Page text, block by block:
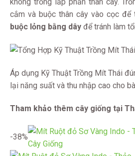
cắm và buộc thân cây vào cọc để
buộc lỏng bằng dây để tránh làm
Áp dụng Kỹ Thuật Trồng Mít Thái
lại năng suất và thu nhập cao cho
Tham khảo thêm cây giống tại
-38%